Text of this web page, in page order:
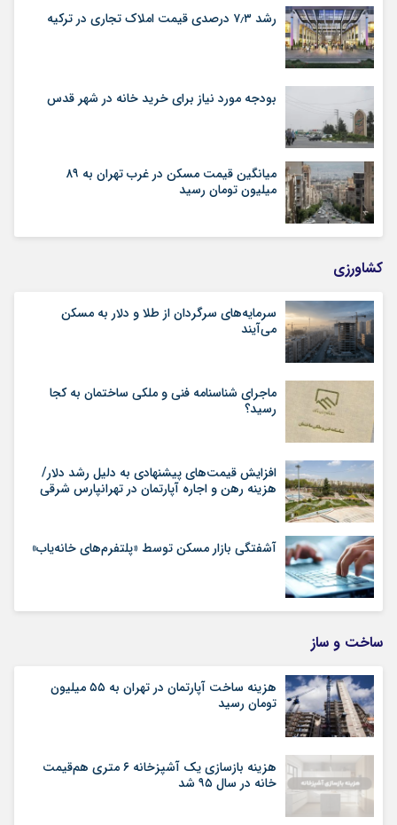
رشد ۷٫۳ درصدی قیمت‌ املاک تجاری در ترکیه
بودجه مورد نیاز برای خرید خانه در شهر قدس
میانگین قیمت مسکن در غرب تهران به ۸۹
میلیون تومان رسید
کشاورزی
سرمایه‌های سرگردان از طلا و دلار به مسکن
می‌آیند
ماجرای شناسنامه‌ فنی و ملکی ساختمان به کجا
رسید؟
افزایش قیمت‌های پیشنهادی به دلیل رشد دلار/
هزینه رهن و اجاره آپارتمان در تهرانپارس شرقی
آشفتگی بازار مسکن توسط «پلتفرم‌های خانه‌یاب»
ساخت و ساز
هزینه ساخت آپارتمان در تهران به ۵۵ میلیون
تومان رسید
هزینه بازسازی یک آشپزخانه ۶ متری هم‌قیمت
خانه در سال ۹۵ شد